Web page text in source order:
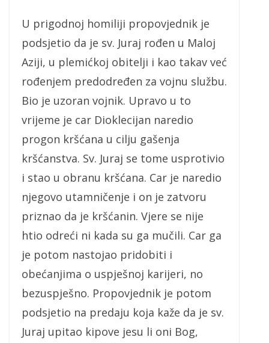
U prigodnoj homiliji propovjednik je
podsjetio da je sv. Juraj rođen u Maloj
Aziji, u plemićkoj obitelji i kao takav već
rođenjem predodređen za vojnu službu.
Bio je uzoran vojnik. Upravo u to
vrijeme je car Dioklecijan naredio
progon kršćana u cilju gašenja
kršćanstva. Sv. Juraj se tome usprotivio
i stao u obranu kršćana. Car je naredio
njegovo utamničenje i on je zatvoru
priznao da je kršćanin. Vjere se nije
htio odreći ni kada su ga mučili. Car ga
je potom nastojao pridobiti i
obećanjima o uspješnoj karijeri, no
bezuspješno. Propovjednik je potom
podsjetio na predaju koja kaže da je sv.
Juraj upitao kipove jesu li oni Bog,